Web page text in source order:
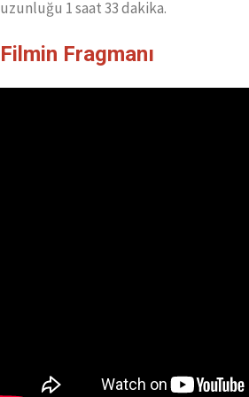
uzunluğu 1 saat 33 dakika.
Filmin Fragmanı